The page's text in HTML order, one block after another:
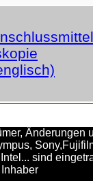
Änderungen
sind